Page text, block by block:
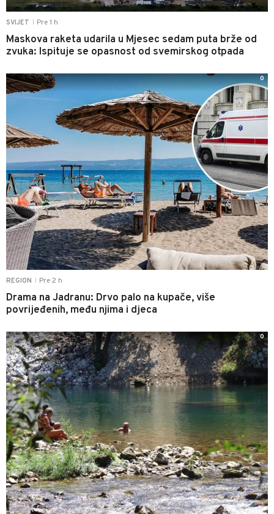
SVIJET Pre 1 h
Maskova raketa udarila u Mjesec sedam puta brže od
zvuka: Ispituje se opasnost od svemirskog otpada
REGION Pre 2 h
Drama na Jadranu: Drvo palo na kupače, više
povrijeđenih, među njima i djeca
0
0